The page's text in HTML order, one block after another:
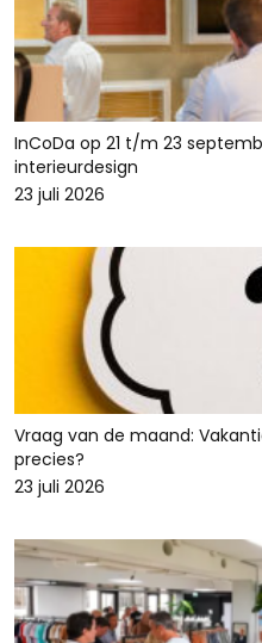
InCoDa op 21 t/m 23
interieurdesign
23 juli 2026
Vraag van de maand:
precies?
23 juli 2026